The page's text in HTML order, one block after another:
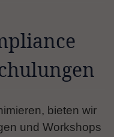
bieten wir
und Workshops